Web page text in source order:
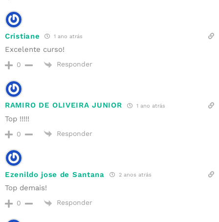
Cristiane 1 ano atrás
Excelente curso!
0 Responder
RAMIRO DE OLIVEIRA JUNIOR 1 ano atrás
Top !!!!!
0 Responder
Ezenildo jose de Santana 2 anos atrás
Top demais!
0 Responder